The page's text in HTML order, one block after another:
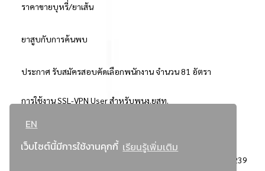
EN
เว็บไซต์นี้มีการใช้งานคุกกี้ เรียนรู้เพิ่มเติม
ราคาขายบุหรี่/ยาเส้น
ยาสูบกับการค้นพบ
ประกาศ รับสมัครสอบคัดเลือกพนักงาน จำนวน 81 อัตรา
การใช้งาน SSL-VPN User สำหรับพนง.ยสท.
..ยอดนิยม..
3239